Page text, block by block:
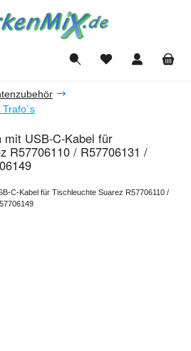
Du hast 0 Produkte
Trafo`s
USB-C-Kabel für
R57706110 / R57706131 /